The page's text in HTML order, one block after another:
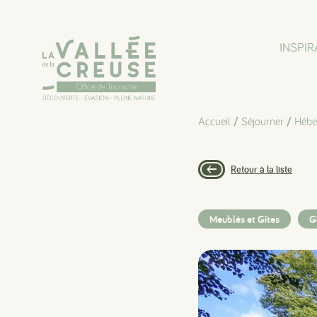
Accueil / Séjourner /
Retour à la liste
Meublés et Gîtes